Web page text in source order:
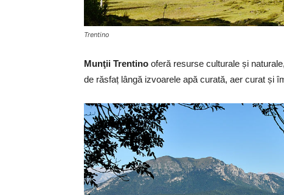
Trentino
Munţii Trentino oferă resurse culturale și
de răsfaț lângă izvoarele apă curată, aer curat și